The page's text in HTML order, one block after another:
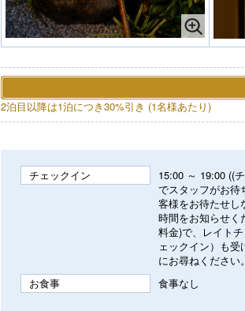
2泊目以降は1泊につき30%引き (1名様あたり)
チェックイン
15:00 ～ 19:00 ((
でスタッフがお待
客様をお待たせし
時間をお知らせく
料金)で、レイト
ェックイン）も
にお尋ねください
お食事 食事なし